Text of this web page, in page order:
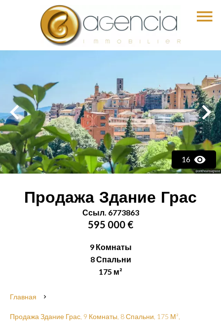
16
Продажа Здание Грас
Ссыл. 6773863
595 000 €
9 Комнаты
8 Спальни
175 м²
Главная
Продажа Здание Грас, 9 Комнаты, 8 Спальни, 175 М²,